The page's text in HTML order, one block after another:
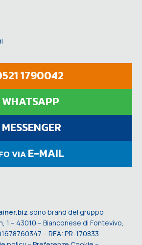
1790042
WHATSAPP
MESSENGER
VIAE-MAIL
sono brand del gruppo
1 – 43010 – Bianconese di Fontevivo,
– REA: PR-170833